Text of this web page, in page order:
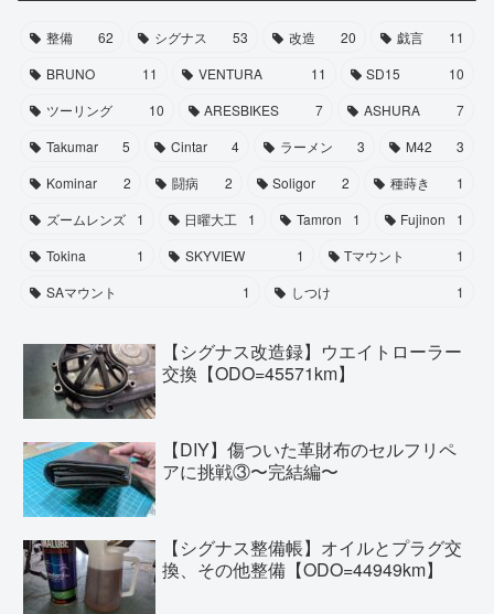
整備 62 シグナス 53 改造 20 戯言
11
BRUNO
11 VENTURA 11 SD15
10
ツーリング
10 ARESBIKES 7 ASHURA
7
Takumar
5 Cintar 4 ラーメン 3 M42
3
Kominar
2 闘病 2 Soligor 2 種蒔き
1
ズームレンズ
1 日曜大工 1 Tamron 1 Fujinon
1
Tokina
1 SKYVIEW 1 Tマウント
1
SAマウント
1 しつけ 1
【シグナス改造録】ウエイトローラー
交換【ODO=45571km】
【DIY】傷ついた革財布のセルフリペ
アに挑戦③〜完結編〜
【シグナス整備帳】オイルとプラグ交
換、その他整備【ODO=44949km】